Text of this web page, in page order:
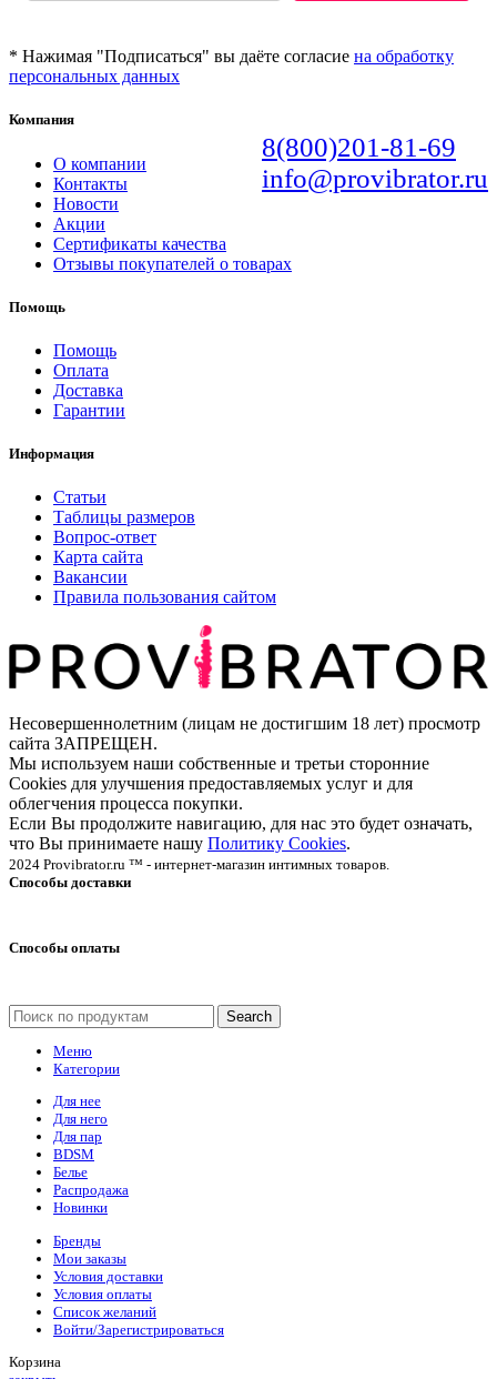
* Нажимая "Подписаться" вы даёте согласие на обработку
персональных данных
8(800)201-81-69
info@provibrator.ru
Компания
О компании
Контакты
Новости
Акции
Сертификаты качества
Отзывы покупателей о товарах
Помощь
Помощь
Оплата
Доставка
Гарантии
Информация
Статьи
Таблицы размеров
Вопрос-ответ
Карта сайта
Вакансии
Правила пользования сайтом
Несовершеннолетним (лицам не достигшим 18 лет) просмотр
сайта ЗАПРЕЩЕН.
Мы используем наши собственные и третьи сторонние
Cookies для улучшения предоставляемых услуг и для
облегчения процесса покупки.
Если Вы продолжите навигацию, для нас это будет означать,
что Вы принимаете нашу Политику Cookies.
2024 Provibrator.ru ™ - интернет-магазин интимных товаров.
Способы доставки
Способы оплаты
Search
Меню
Категории
Для нее
Для него
Для пар
BDSM
Белье
Распродажа
Новинки
Бренды
Мои заказы
Условия доставки
Условия оплаты
Список желаний
Войти/Зарегистрироваться
Корзина